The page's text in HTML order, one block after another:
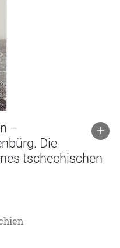
–
Die
tschechischen